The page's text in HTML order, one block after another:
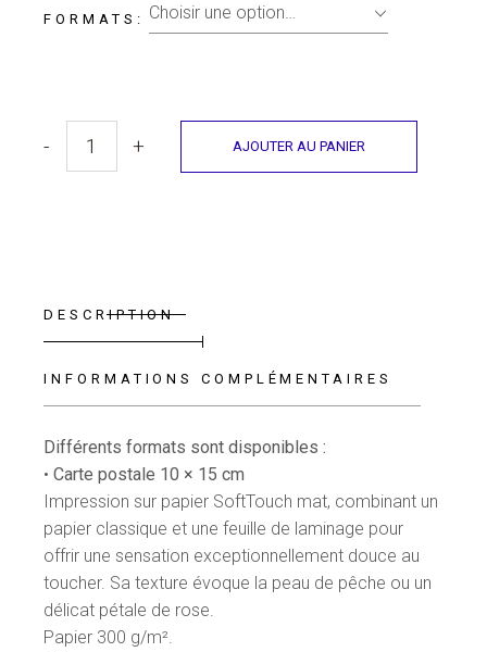
FORMATS Choisir une option…
Carte - La Gazette de l'AMore quantity
- + AJOUTER AU PANIER
DESCRIPTION
INFORMATIONS COMPLÉMENTAIRES
Différents formats sont disponibles :
•Carte postale 10 × 15 cm
Impression sur papier SoftTouch mat, combinant un
papier classique et une feuille de laminage pour
offrir une sensation exceptionnellement douce au
toucher. Sa texture évoque la peau de pêche ou un
délicat pétale de rose.
Papier 300 g/m².